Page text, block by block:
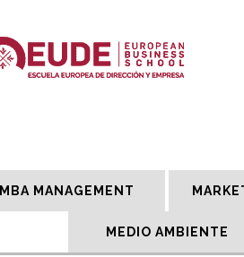
MBA MANAGEMENT
MEDIO AMBIENTE